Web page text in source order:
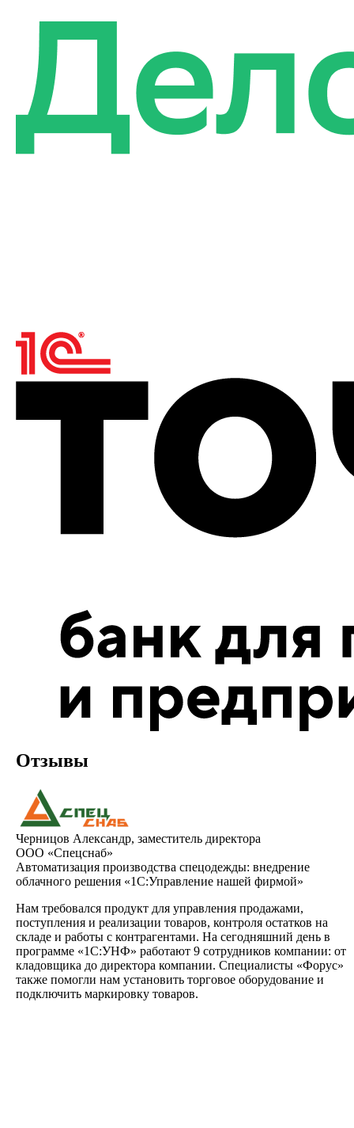
Отзывы
Черницов Александр, заместитель директора
ООО «Спецснаб»
Автоматизация производства спецодежды: внедрение
облачного решения «1С:Управление нашей фирмой»
Нам требовался продукт для управления продажами,
поступления и реализации товаров, контроля остатков на
складе и работы с контрагентами. На сегодняшний день в
программе «1С:УНФ» работают 9 сотрудников компании: от
кладовщика до директора компании. Специалисты «Форус»
также помогли нам установить торговое оборудование и
подключить маркировку товаров.